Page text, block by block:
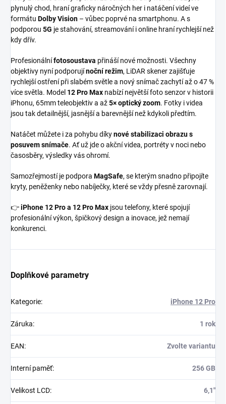
plynulý chod, hraní graficky náročných her i natáčení videí ve
formátu Dolby Vision – vůbec poprvé na smartphonu. A s
podporou 5G je stahování, streamování i online hraní rychlejší než
kdy dřív.
Profesionálnífotosoustava přináší nové možnosti. Všechny
objektivy nyní podporujínoční režim, LiDAR skener zajišťuje
rychlejší ostření při slabém světle a nový snímač zachytí až o 47 %
více světla. Model 12 Pro Max nabízí největší foto senzor v historii
iPhonu, 65mm teleobjektiv a až5× optický zoom. Fotky i videa
jsou tak detailnější, jasnější a barevnější než kdykoli předtím.
Natáčet můžete i za pohybu díkynové stabilizaci obrazu s
posuvem snímače. Ať už jde o akční videa, portréty v noci nebo
časosběry, výsledky vás ohromí.
Samozřejmostí je podpora MagSafe, se kterým snadno připojíte
kryty, peněženky nebo nabíječky, které se vždy přesně zarovnají.
👉iPhone 12 Pro a 12 Pro Max jsou telefony, které spojují
profesionální výkon, špičkový design a inovace, jež nemají
konkurenci.
Doplňkové parametry
Kategorie: iPhone 12 Pro
Záruka: 1 rok
EAN: Zvolte variantu
Interní paměť: 256 GB
Velikost LCD: 6,1"